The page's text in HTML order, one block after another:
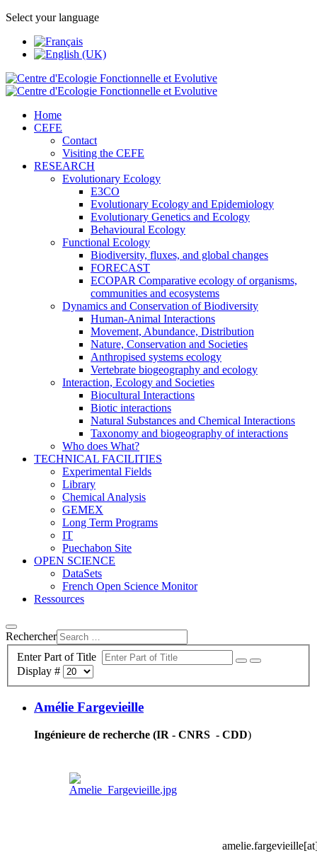
Select your language
Home
CEFE
Contact
Visiting the CEFE
RESEARCH
Evolutionary Ecology
E3CO
Evolutionary Ecology and Epidemiology
Evolutionary Genetics and Ecology
Behavioural Ecology
Functional Ecology
Biodiversity, fluxes, and global changes
FORECAST
ECOPAR Comparative ecology of organisms,
communities and ecosystems
Dynamics and Conservation of Biodiversity
Human-Animal Interactions
Movement, Abundance, Distribution
Nature, Conservation and Societies
Anthropised systems ecology
Vertebrate biogeography and ecology
Interaction, Ecology and Societies
Biocultural Interactions
Biotic interactions
Natural Substances and Chemical Interactions
Taxonomy and biogeography of interactions
Who does What?
TECHNICAL FACILITIES
Experimental Fields
Library
Chemical Analysis
GEMEX
Long Term Programs
IT
Puechabon Site
OPEN SCIENCE
DataSets
French Open Science Monitor
Ressources
Rechercher
Enter Part of Title
Display #
Amélie Fargevieille
Ingénieure de recherche (IR - CNRS - CDD)